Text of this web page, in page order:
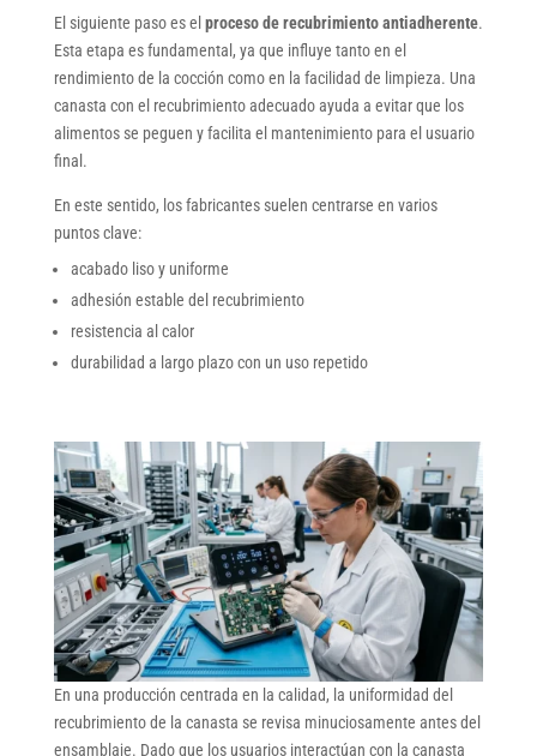
El siguiente paso es el proceso de recubrimiento antiadherente.
Esta etapa es fundamental, ya que influye tanto en el
rendimiento de la cocción como en la facilidad de limpieza. Una
canasta con el recubrimiento adecuado ayuda a evitar que los
alimentos se peguen y facilita el mantenimiento para el usuario
final.
En este sentido, los fabricantes suelen centrarse en varios
puntos clave:
acabado liso y uniforme
adhesión estable del recubrimiento
resistencia al calor
durabilidad a largo plazo con un uso repetido
En una producción centrada en la calidad, la uniformidad del
recubrimiento de la canasta se revisa minuciosamente antes del
ensamblaje. Dado que los usuarios interactúan con la canasta